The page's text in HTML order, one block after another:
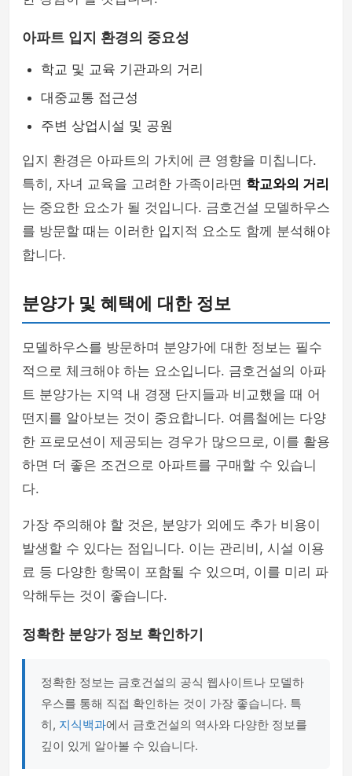
아파트 입지 환경의 중요성
학교 및 교육 기관과의 거리
대중교통 접근성
주변 상업시설 및 공원
입지 환경은 아파트의 가치에 큰 영향을 미칩니다.
특히, 자녀 교육을 고려한 가족이라면 학교와의 거리
는 중요한 요소가 될 것입니다. 금호건설 모델하우스
를 방문할 때는 이러한 입지적 요소도 함께 분석해야
합니다.
분양가 및 혜택에 대한 정보
모델하우스를 방문하며 분양가에 대한 정보는 필수
적으로 체크해야 하는 요소입니다. 금호건설의 아파
트 분양가는 지역 내 경쟁 단지들과 비교했을 때 어
떤지를 알아보는 것이 중요합니다. 여름철에는 다양
한 프로모션이 제공되는 경우가 많으므로, 이를 활용
하면 더 좋은 조건으로 아파트를 구매할 수 있습니
다.
가장 주의해야 할 것은, 분양가 외에도 추가 비용이
발생할 수 있다는 점입니다. 이는 관리비, 시설 이용
료 등 다양한 항목이 포함될 수 있으며, 이를 미리 파
악해두는 것이 좋습니다.
정확한 분양가 정보 확인하기
정확한 정보는 금호건설의 공식 웹사이트나 모델하
우스를 통해 직접 확인하는 것이 가장 좋습니다. 특
히, 지식백과에서 금호건설의 역사와 다양한 정보를
깊이 있게 알아볼 수 있습니다.